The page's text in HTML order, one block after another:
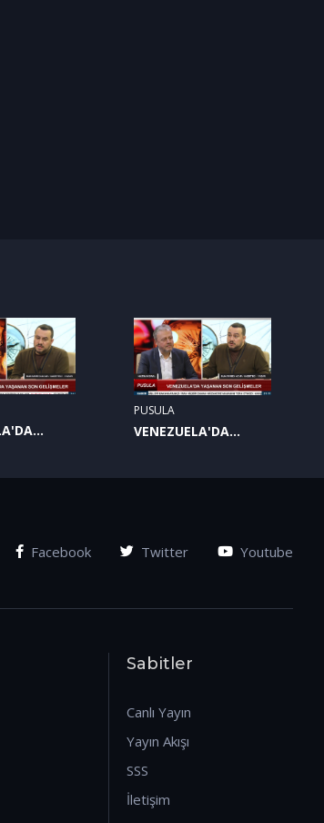
PUSULA
VENEZUELA'DA
Facebook Twitter Youtube
Sabitler
Canlı Yayın
Yayın Akışı
SSS
İletişim